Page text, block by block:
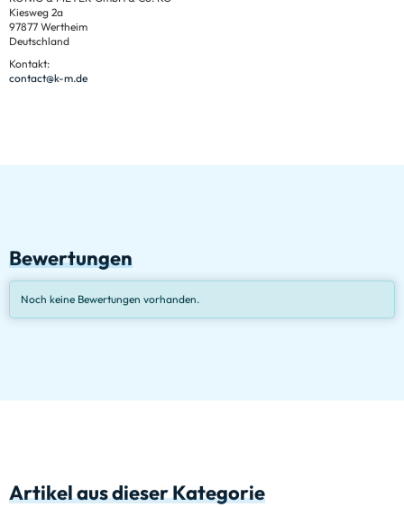
Kiesweg 2a
97877 Wertheim
Deutschland
Kontakt:
contact@k-m.de
Bewertungen
Noch keine Bewertungen vorhanden.
Artikel aus dieser Kategorie